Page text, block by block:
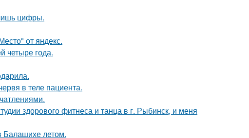
цифры.
от яндекс.
четыре года.
в теле пациента.
здорового фитнеса и танца в г. Рыбинск, и меня
Балашихе летом.